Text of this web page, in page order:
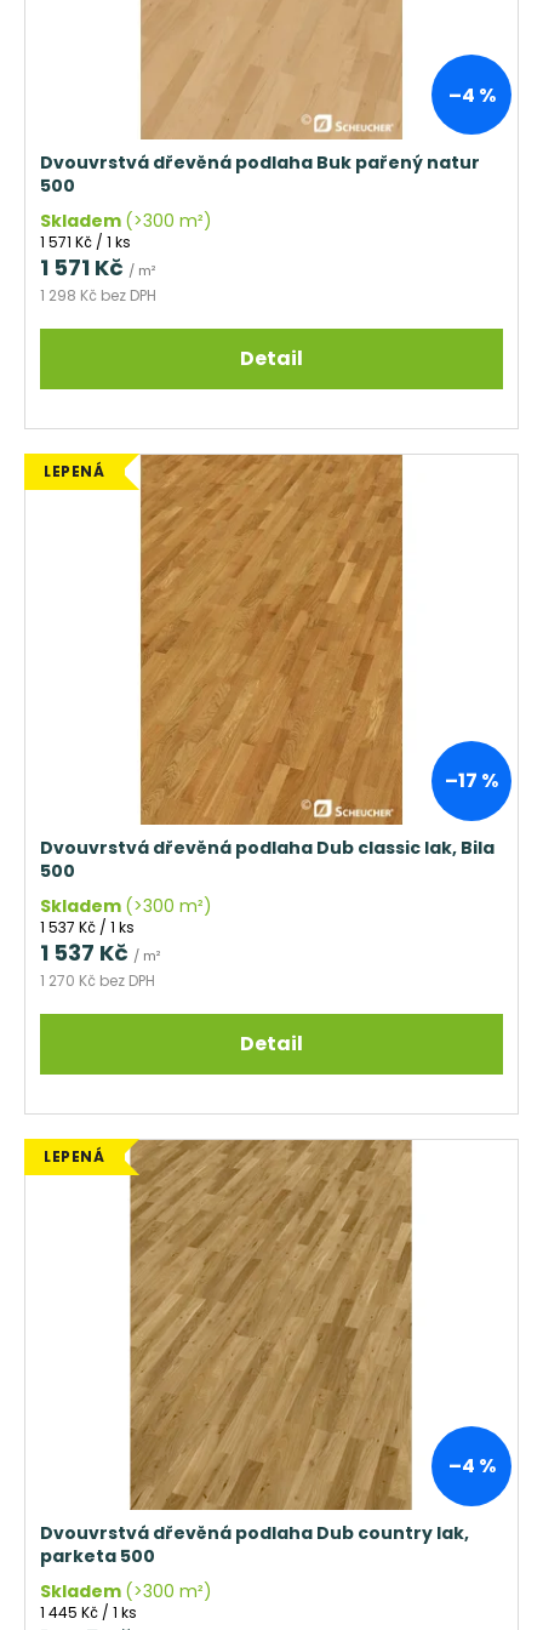
ů
–4 %
Dvouvrstvá dřevěná podlaha Buk pařený natur
500
Skladem (>300 m²)
1 298 Kč bez DPH
1 571 Kč / m²
Měrná
cena:
1 571 Kč / 1 ks
Detail
LEPENÁ
–17 %
Dvouvrstvá dřevěná podlaha Dub classic lak, Bila
500
Skladem (>300 m²)
1 270 Kč bez DPH
1 537 Kč / m²
Měrná
cena:
1 537 Kč / 1 ks
Detail
LEPENÁ
–4 %
Dvouvrstvá dřevěná podlaha Dub country lak,
parketa 500
Skladem (>300 m²)
Měrná
1 445 Kč / 1 ks